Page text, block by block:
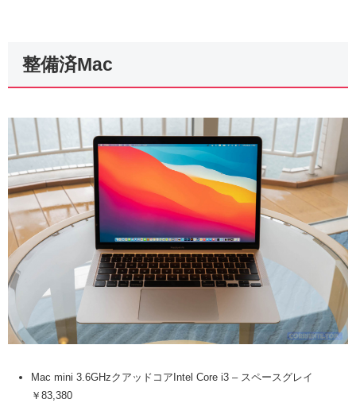
整備済Mac
Mac mini 3.6GHzクアッドコアIntel Core i3 – スペースグレイ
￥83,380